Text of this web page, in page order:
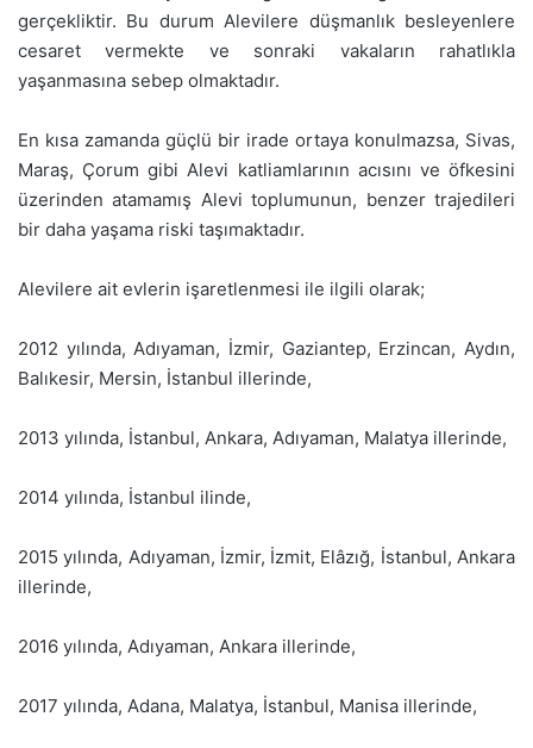
gerçekliktir. Bu durum Alevilere düşmanlık besleyenlere
cesaret vermekte ve sonraki vakaların rahatlıkla
yaşanmasına sebep olmaktadır.
En kısa zamanda güçlü bir irade ortaya konulmazsa, Sivas,
Maraş, Çorum gibi Alevi katliamlarının acısını ve öfkesini
üzerinden atamamış Alevi toplumunun, benzer trajedileri
bir daha yaşama riski taşımaktadır.
Alevilere ait evlerin işaretlenmesi ile ilgili olarak;
2012 yılında, Adıyaman, İzmir, Gaziantep, Erzincan, Aydın,
Balıkesir, Mersin, İstanbul illerinde,
2013 yılında, İstanbul, Ankara, Adıyaman, Malatya illerinde,
2014 yılında, İstanbul ilinde,
2015 yılında, Adıyaman, İzmir, İzmit, Elâzığ, İstanbul, Ankara
illerinde,
2016 yılında, Adıyaman, Ankara illerinde,
2017 yılında, Adana, Malatya, İstanbul, Manisa illerinde,